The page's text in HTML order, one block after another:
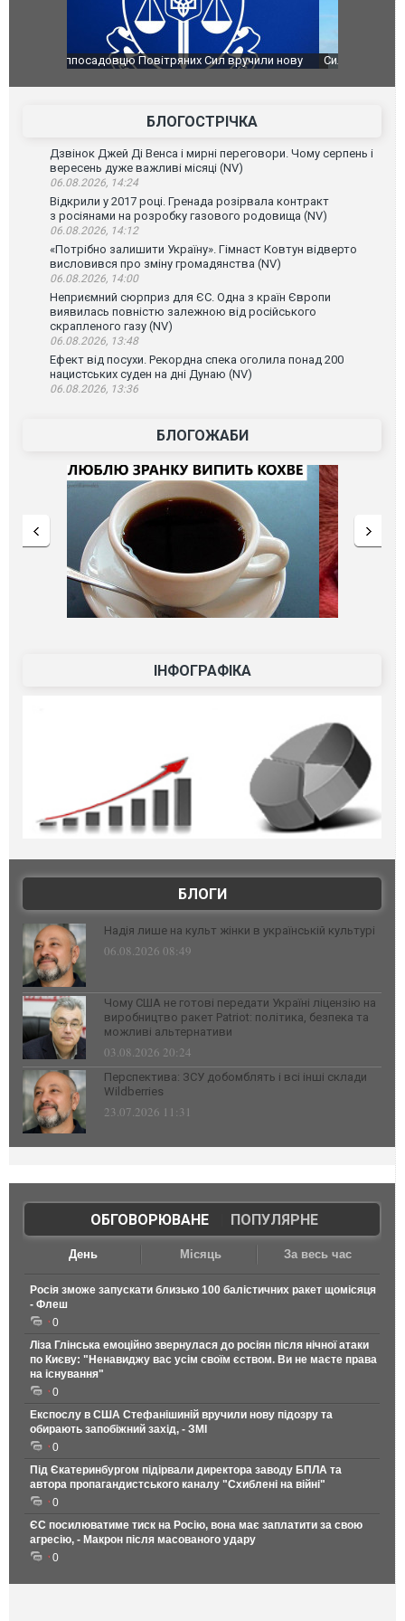
Сили оборони уразили Ярославський НПЗ:
атаку. ВІДЕО
Неймар
БЛОГОСТРІЧКА
Дзвінок Джей Ді Венса і мирні переговори. Чому серпень і
вересень дуже важливі місяці (NV)
06.08.2026, 14:24
Відкрили у 2017 році. Гренада розірвала контракт
з росіянами на розробку газового родовища (NV)
06.08.2026, 14:12
«Потрібно залишити Україну». Гімнаст Ковтун відверто
висловився про зміну громадянства (NV)
06.08.2026, 14:00
Неприємний сюрприз для ЄС. Одна з країн Європи
виявилась повністю залежною від російського
скрапленого газу (NV)
06.08.2026, 13:48
Ефект від посухи. Рекордна спека оголила понад 200
нацистських суден на дні Дунаю (NV)
06.08.2026, 13:36
БЛОГОЖАБИ
ІНФОГРАФІКА
БЛОГИ
Надія лише на культ жінки в українській культурі
06.08.2026 08:49
Чому США не готові передати Україні ліцензію на
виробництво ракет Patriot: політика, безпека та
можливі альтернативи
03.08.2026 20:24
Перспектива: ЗСУ добомблять і всі інші склади
Wildberries
23.07.2026 11:31
ОБГОВОРЮВАНЕ| ПОПУЛЯРНЕ
День Місяць За весь час
Росія зможе запускати близько 100 балістичних ракет щомісяця
- Флеш
0
Ліза Глінська емоційно звернулася до росіян після нічної атаки
по Києву: "Ненавиджу вас усім своїм єством. Ви не маєте права
на існування"
0
Експослу в США Стефанішиній вручили нову підозру та
обирають запобіжний захід, - ЗМІ
0
Під Єкатеринбургом підірвали директора заводу БПЛА та
автора пропагандистського каналу "Схиблені на війні"
0
ЄС посилюватиме тиск на Росію, вона має заплатити за свою
агресію, - Макрон після масованого удару
0